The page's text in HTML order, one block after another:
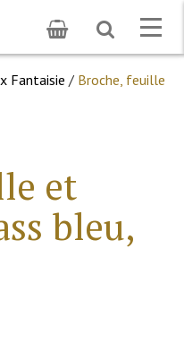
Toggle
search
Fantaisie / Broche, feuille
et
bleu,